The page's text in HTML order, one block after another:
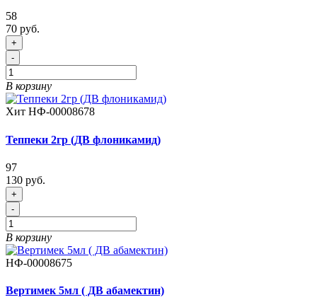
58
70 руб.
+
-
В корзину
Хит НФ-00008678
Теппеки 2гр (ДВ флоникамид)
97
130 руб.
+
-
В корзину
НФ-00008675
Вертимек 5мл ( ДВ абамектин)